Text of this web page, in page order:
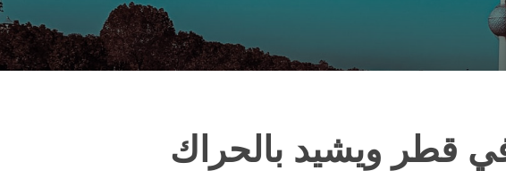
في قطر ويشيد بالحراك